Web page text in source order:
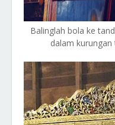
Balinglah bola ke
dalam